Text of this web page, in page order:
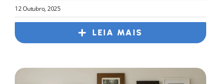
12 Outubro, 2025
LEIA MAIS